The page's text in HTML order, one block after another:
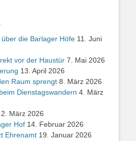
die Barlager Höfe 11. Juni
vor der Haustür 7. Mai 2026
13. April 2026
Raum sprengt 8. März 2026
Dienstagswandern 4. März
2. März 2026
Hof 14. Februar 2026
Ehrenamt 19. Januar 2026